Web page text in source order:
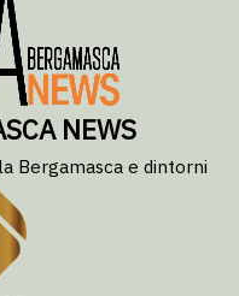
NEWS
Bergamasca e dintorni